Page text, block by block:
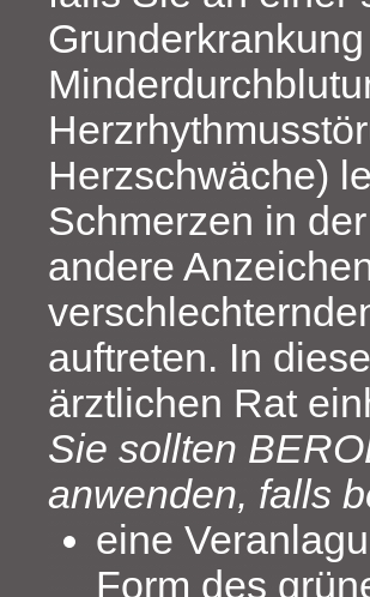
Herzschwäche)
Schmerzen in
andere
auftreten. In
ärztlichen Rat
Sie sollten
anwenden, falls
eine
Form des